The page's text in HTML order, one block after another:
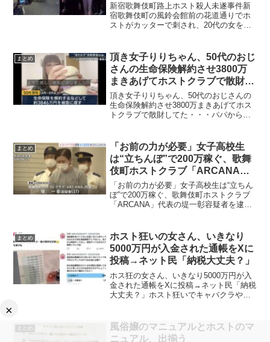
×
新宿歌舞伎町路上ホスト殺人未遂事件新
宿歌舞伎町の風鈴会館前の花道通りでホ
ストがカッターで刺され、20代の女を現
うなった」「お前人の事ぶっ壊してふざ
けんなよ」などとホスト...
まとめ
頂き女子りりちゃん、50代のおじ
さんの生命保険解約させ3800万
まきあげてホストクラブで散財し
てた・・・
頂き女子りりちゃん、50代のおじさんの
生命保険解約させ3800万まきあげてホス
トクラブで散財してた・・・パパから金
き女子りりちゃん、50代のおじさんの生
命保険解約させ3...
まとめ
「お前の力が必要」女子高校生
は“立ちんぼ”で200万稼ぐ、歌舞
伎町ホストクラブ「ARCANA」
代表で「流れ星 聖葉」こと堤一
彰容疑者を逮捕
「お前の力が必要」女子高校生は“立ちん
ぼ”で200万稼ぐ、歌舞伎町ホストクラブ
「ARCANA」代表の堤一彰容疑者を逮捕
を提供した疑いで、新宿区歌舞伎町のホ
ストクラブ...
まとめ
ホスト狂いの女さん、いきなり
5000万円が入金された通帳をXに
投稿→ネット民「納税大丈夫？」
ホス狂の女さん、いきなり5000万円が入
金された通帳をXに投稿→ネット民「納税
大丈夫？」ホスト狂いでキャバクラや風
口座の通帳をXに投稿したところ、ネット
民が「脱税の可...
まとめ
風俗嬢のマニュアルとホストのマ
ニュアル、出揃う